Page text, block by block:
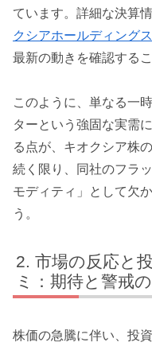
ています。詳細な決算
クシアホールディング
最新の動きを確認する
このように、単なる一
ターという強固な実需
る点が、キオクシア株
続く限り、同社のフラ
モディティ」として欠
う。
市場の反応と
ミ：期待と警戒
株価の急騰に伴い、投